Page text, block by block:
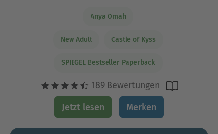
Anya Omah
New Adult Castle of Kyss
SPIEGEL Bestseller Paperback
189 Bewertungen
Jetzt lesen Merken